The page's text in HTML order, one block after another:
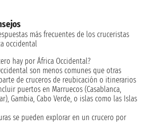
más frecuentes de los cruceristas
occidental
hay por África Occidental?
son menos comunes que otras
de cruceros de reubicación o itinerarios
puertos en Marruecos (Casablanca,
Gambia, Cabo Verde, o islas como las Islas
se pueden explorar en un crucero por